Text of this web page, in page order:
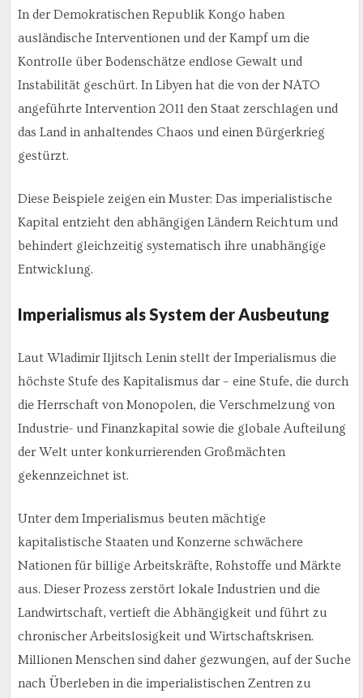
In der Demokratischen Republik Kongo haben
ausländische Interventionen und der Kampf um die
Kontrolle über Bodenschätze endlose Gewalt und
Instabilität geschürt. In Libyen hat die von der NATO
angeführte Intervention 2011 den Staat zerschlagen und
das Land in anhaltendes Chaos und einen Bürgerkrieg
gestürzt.
Diese Beispiele zeigen ein Muster: Das imperialistische
Kapital entzieht den abhängigen Ländern Reichtum und
behindert gleichzeitig systematisch ihre unabhängige
Entwicklung.
Imperialismus als System der Ausbeutung
Laut Wladimir Iljitsch Lenin stellt der Imperialismus die
höchste Stufe des Kapitalismus dar – eine Stufe, die durch
die Herrschaft von Monopolen, die Verschmelzung von
Industrie- und Finanzkapital sowie die globale Aufteilung
der Welt unter konkurrierenden Großmächten
gekennzeichnet ist.
Unter dem Imperialismus beuten mächtige
kapitalistische Staaten und Konzerne schwächere
Nationen für billige Arbeitskräfte, Rohstoffe und Märkte
aus. Dieser Prozess zerstört lokale Industrien und die
Landwirtschaft, vertieft die Abhängigkeit und führt zu
chronischer Arbeitslosigkeit und Wirtschaftskrisen.
Millionen Menschen sind daher gezwungen, auf der Suche
nach Überleben in die imperialistischen Zentren zu